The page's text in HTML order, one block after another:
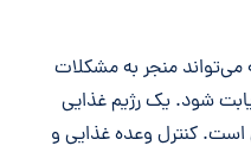
منجر به مشکلات
شود. یک رژیم غذایی
است. کنترل وعده غذایی و